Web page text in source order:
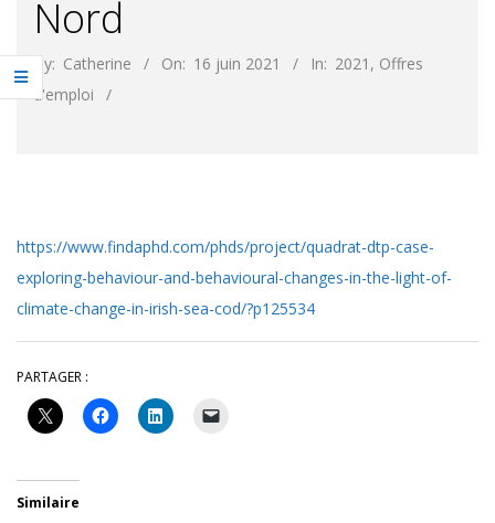
Nord
By: Catherine On: 16 juin 2021 In: 2021 , Offres
d'emploi
https://www.findaphd.com/phds/project/quadrat-dtp-case-
exploring-behaviour-and-behavioural-changes-in-the-light-of-
climate-change-in-irish-sea-cod/?p125534
PARTAGER :
Similaire